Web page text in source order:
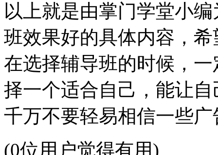
以上就是由掌门学堂小
班效果好的具体内容，
在选择辅导班的时候，
择一个适合自己，能让
千万不要轻易相信一些广
(0位用户觉得有用)